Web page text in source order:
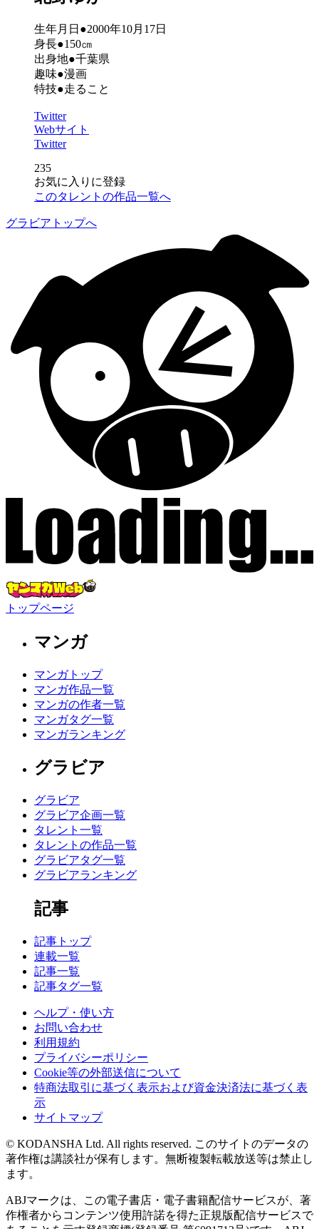
生年月日●2000年10月17日
身長●150㎝
出身地●千葉県
趣味●漫画
特技●走ること
Twitter
Webサイト
Twitter
235
お気に入りに登録
このタレントの作品一覧へ
グラビアトップへ
トップページ
マンガ
マンガトップ
マンガ作品一覧
マンガの作者一覧
マンガタグ一覧
マンガランキング
グラビア
グラビア
グラビア企画一覧
タレント一覧
タレントの作品一覧
グラビアタグ一覧
グラビアランキング
記事
記事トップ
連載一覧
記事一覧
記事タグ一覧
ヘルプ・使い方
お問い合わせ
利用規約
プライバシーポリシー
Cookie等の外部送信について
特商法取引に基づく表示および資金決済法に基づく表
示
サイトマップ
© KODANSHA Ltd. All rights reserved. このサイトのデータの
著作権は講談社が保有します。無断複製転載放送等は禁止し
ます。
ABJマークは、この電子書店・電子書籍配信サービスが、著
作権者からコンテンツ使用許諾を得た正規版配信サービスで